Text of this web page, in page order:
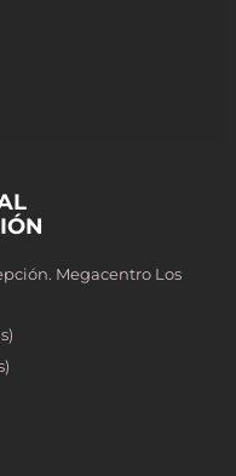
Megacentro Los